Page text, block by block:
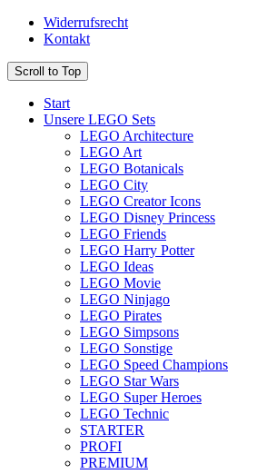
Widerrufsrecht
Kontakt
Scroll to Top
Start
Unsere LEGO Sets
LEGO Architecture
LEGO Art
LEGO Botanicals
LEGO City
LEGO Creator Icons
LEGO Disney Princess
LEGO Friends
LEGO Harry Potter
LEGO Ideas
LEGO Movie
LEGO Ninjago
LEGO Pirates
LEGO Simpsons
LEGO Sonstige
LEGO Speed Champions
LEGO Star Wars
LEGO Super Heroes
LEGO Technic
STARTER
PROFI
PREMIUM